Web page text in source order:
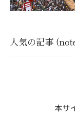
人気の記事
本サ